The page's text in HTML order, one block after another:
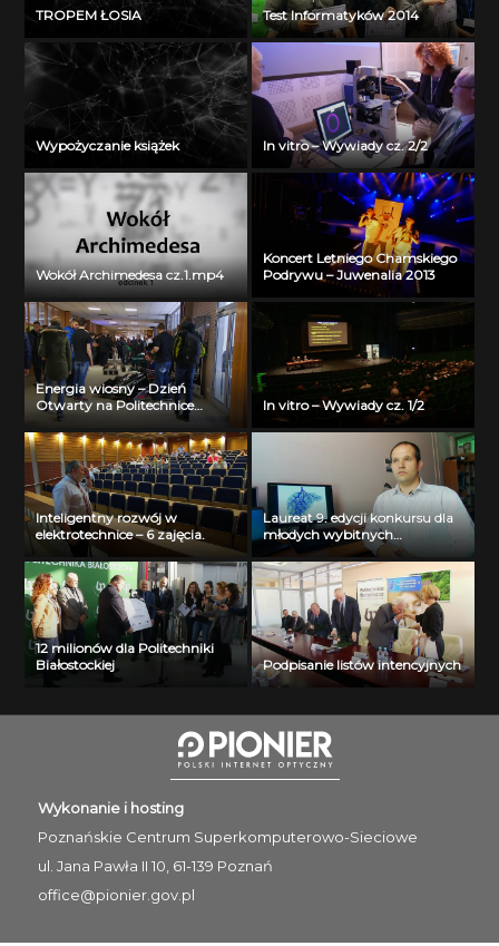
TROPEM ŁOSIA Test Informatyków 2014
Wypożyczanie książek In vitro – Wywiady cz. 2/2
Wokół Archimedesa cz.1.mp4
Koncert Letniego Chamskiego
Podrywu – Juwenalia 2013
Energia wiosny – Dzień
Otwarty na Politechnice
Białostockiej
In vitro – Wywiady cz. 1/2
Inteligentny rozwój w
elektrotechnice – 6 zajęcia.
Laureat 9. edycji konkursu dla
młodych wybitnych
naukowców- dr inż. Krzysztof
Jurczuk
12 milionów dla Politechniki
Białostockiej
Podpisanie listów intencyjnych
Wykonanie i hosting
Poznańskie Centrum Superkomputerowo-Sieciowe
ul. Jana Pawła II 10, 61-139 Poznań
office@pionier.gov.pl